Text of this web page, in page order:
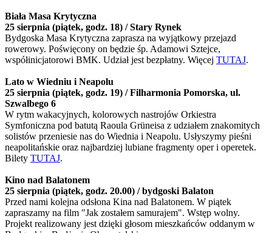
Biała Masa Krytyczna
25 sierpnia (piątek, godz. 18) / Stary Rynek
Bydgoska Masa Krytyczna zaprasza na wyjątkowy przejazd
rowerowy. Poświęcony on będzie śp. Adamowi Sztejce,
współinicjatorowi BMK. Udział jest bezpłatny. Więcej TUTAJ.
Lato w Wiedniu i Neapolu
25 sierpnia (piątek, godz. 19) / Filharmonia Pomorska, ul.
Szwalbego 6
W rytm wakacyjnych, kolorowych nastrojów Orkiestra
Symfoniczna pod batutą Raoula Grüneisa z udziałem znakomitych
solistów przeniesie nas do Wiednia i Neapolu. Usłyszymy pieśni
neapolitańskie oraz najbardziej lubiane fragmenty oper i operetek.
Bilety TUTAJ.
Kino nad Balatonem
25 sierpnia (piątek, godz. 20.00) / bydgoski Balaton
Przed nami kolejna odsłona Kina nad Balatonem. W piątek
zapraszamy na film "Jak zostałem samurajem". Wstęp wolny.
Projekt realizowany jest dzięki głosom mieszkańców oddanym w